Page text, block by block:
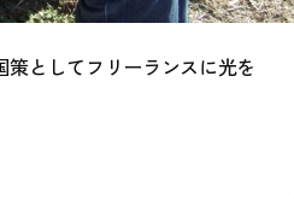
策としてフリーランスに光を